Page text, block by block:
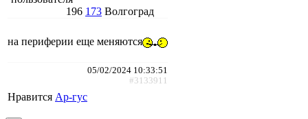
196 173 Волгоград
на периферии еще меняются
05/02/2024 10:33:51
#3133911
Нравится Ар-гус